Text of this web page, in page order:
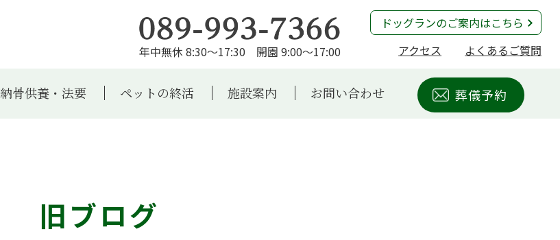
年中無休 8:30～17:30 開園 9:00～17:00
ドッグランのご案内はこちら
アクセス
よくあるご質問
納骨供養・法要 ペットの終活 施設案内 お問い合わせ 葬儀予約
旧ブログ